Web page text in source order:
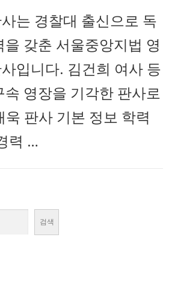
는 경찰대 출신으로 독
갖춘 서울중앙지법 영
입니다. 김건희 여사 등
영장을 기각한 판사로
판사 기본 정보 학력
력 …
검색